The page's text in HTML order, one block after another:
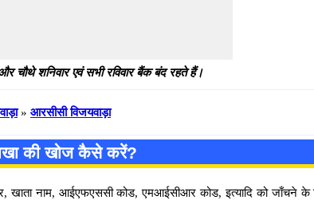
शनिवार एवं सभी रविवार बैंक बंद रहते हैं।
» आरसीसी विजयवाड़ा
की खोज कैसे करें?
खाता नाम, आईएफएससी कोड, एमआईसीआर कोड, इत्यादि को जाँचने के